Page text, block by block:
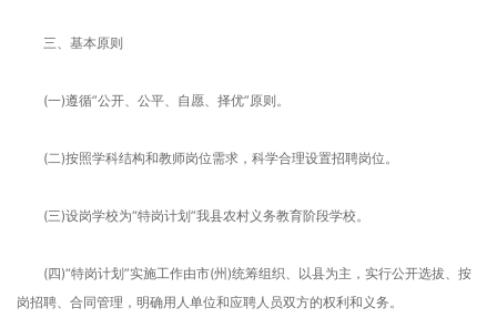
三、基本原则
(一)遵循”公开、公平、自愿、择优”原则。
(二)按照学科结构和教师岗位需求，科学合理设置招聘岗位。
(三)设岗学校为“特岗计划”我县农村义务教育阶段学校。
(四)“特岗计划”实施工作由市(州)统筹组织、以县为主，实行公开选拔、按
岗招聘、合同管理，明确用人单位和应聘人员双方的权利和义务。